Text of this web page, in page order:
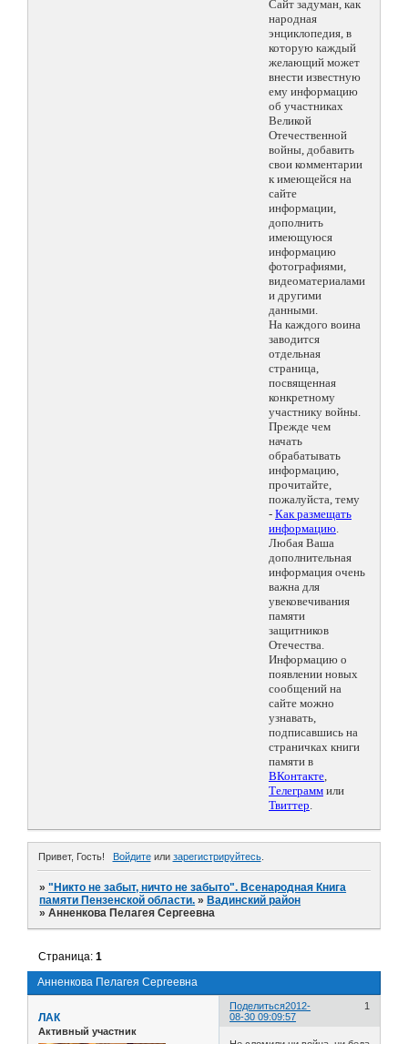
Сайт задуман, как
народная
энциклопедия, в
которую каждый
желающий может
внести известную
ему информацию
об участниках
Великой
Отечественной
войны, добавить
свои комментарии
к имеющейся на
сайте
информации,
дополнить
имеющуюся
информацию
фотографиями,
видеоматериалами
и другими
данными.
На каждого воина
заводится
отдельная
страница,
посвященная
конкретному
участнику войны.
Прежде чем
начать
обрабатывать
информацию,
прочитайте,
пожалуйста, тему
- Как размещать
информацию.
Любая Ваша
дополнительная
информация очень
важна для
увековечивания
памяти
защитников
Отечества.
Информацию о
появлении новых
сообщений на
сайте можно
узнавать,
подписавшись на
страничках книги
памяти в
ВКонтакте,
Телеграмм или
Твиттер.
Привет, Гость! Войдитеили зарегистрируйтесь.
»"Никто не забыт, ничто не забыто". Всенародная Книга
памяти Пензенской области. » Вадинский район
»Анненкова Пелагея Сергеевна
Анненкова Пелагея Сергеевна
Страница:1
Поделиться 1
2012-
08-30 09:09:57
ЛАК
Активный участник